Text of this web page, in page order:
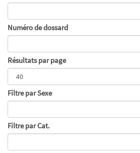
Numéro de dossard
Résultats par page
Filtre par Sexe
Filtre par Cat.